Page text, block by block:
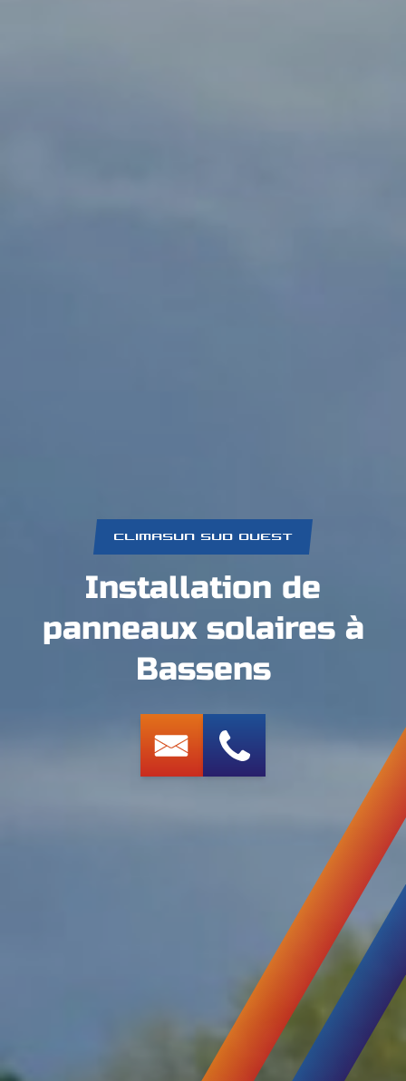
CLIMASUN SUD OUEST
Installation de
panneaux solaires à
Bassens